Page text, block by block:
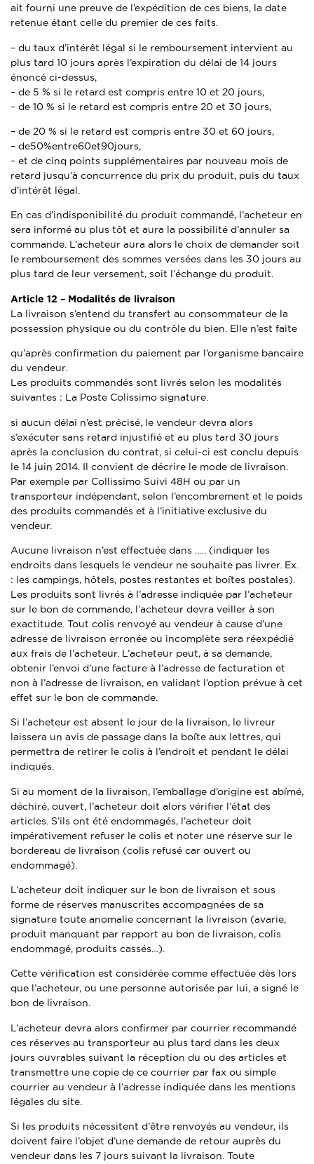
ait fourni une preuve de l’expédition de ces biens, la date
retenue étant celle du premier de ces faits.
– du taux d’intérêt légal si le remboursement intervient au
plus tard 10 jours après l’expiration du délai de 14 jours
énoncé ci-dessus,
– de 5 % si le retard est compris entre 10 et 20 jours,
– de 10 % si le retard est compris entre 20 et 30 jours,
– de 20 % si le retard est compris entre 30 et 60 jours,
– de50%entre60et90jours,
– et de cinq points supplémentaires par nouveau mois de
retard jusqu’à concurrence du prix du produit, puis du taux
d’intérêt légal.
En cas d’indisponibilité du produit commandé, l’acheteur en
sera informé au plus tôt et aura la possibilité d’annuler sa
commande. L’acheteur aura alors le choix de demander soit
le remboursement des sommes versées dans les 30 jours au
plus tard de leur versement, soit l’échange du produit.
Article 12 – Modalités de livraison
La livraison s’entend du transfert au consommateur de la
possession physique ou du contrôle du bien. Elle n’est faite
qu’après confirmation du paiement par l’organisme bancaire
du vendeur.
Les produits commandés sont livrés selon les modalités
suivantes : La Poste Colissimo signature.
si aucun délai n’est précisé, le vendeur devra alors
s’exécuter sans retard injustifié et au plus tard 30 jours
après la conclusion du contrat, si celui-ci est conclu depuis
le 14 juin 2014. Il convient de décrire le mode de livraison.
Par exemple par Collissimo Suivi 48H ou par un
transporteur indépendant, selon l’encombrement et le poids
des produits commandés et à l’initiative exclusive du
vendeur.
Aucune livraison n’est effectuée dans ….. (indiquer les
endroits dans lesquels le vendeur ne souhaite pas livrer. Ex.
: les campings, hôtels, postes restantes et boîtes postales).
Les produits sont livrés à l’adresse indiquée par l’acheteur
sur le bon de commande, l’acheteur devra veiller à son
exactitude. Tout colis renvoyé au vendeur à cause d’une
adresse de livraison erronée ou incomplète sera réexpédié
aux frais de l’acheteur. L’acheteur peut, à sa demande,
obtenir l’envoi d’une facture à l’adresse de facturation et
non à l’adresse de livraison, en validant l’option prévue à cet
effet sur le bon de commande.
Si l’acheteur est absent le jour de la livraison, le livreur
laissera un avis de passage dans la boîte aux lettres, qui
permettra de retirer le colis à l’endroit et pendant le délai
indiqués.
Si au moment de la livraison, l’emballage d’origine est abîmé,
déchiré, ouvert, l’acheteur doit alors vérifier l’état des
articles. S’ils ont été endommagés, l’acheteur doit
impérativement refuser le colis et noter une réserve sur le
bordereau de livraison (colis refusé car ouvert ou
endommagé).
L’acheteur doit indiquer sur le bon de livraison et sous
forme de réserves manuscrites accompagnées de sa
signature toute anomalie concernant la livraison (avarie,
produit manquant par rapport au bon de livraison, colis
endommagé, produits cassés…).
Cette vérification est considérée comme effectuée dès lors
que l’acheteur, ou une personne autorisée par lui, a signé le
bon de livraison.
L’acheteur devra alors confirmer par courrier recommandé
ces réserves au transporteur au plus tard dans les deux
jours ouvrables suivant la réception du ou des articles et
transmettre une copie de ce courrier par fax ou simple
courrier au vendeur à l’adresse indiquée dans les mentions
légales du site.
Si les produits nécessitent d’être renvoyés au vendeur, ils
doivent faire l’objet d’une demande de retour auprès du
vendeur dans les 7 jours suivant la livraison. Toute